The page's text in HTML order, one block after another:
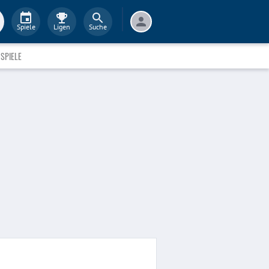
Spiele Ligen Suche
SPIELE